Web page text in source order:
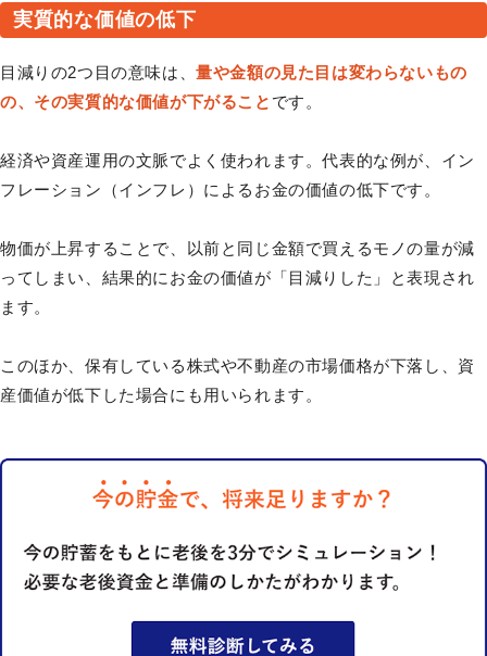
実質的な価値の低下
目減りの2つ目の意味は、量や金額の見た目は変わらないもの
の、その実質的な価値が下がること です。
経済や資産運用の文脈でよく使われます。代表的な例が、イン
フレーション（インフレ）によるお金の価値の低下です。
物価が上昇することで、以前と同じ金額で買えるモノの量が減
ってしまい、結果的にお金の価値が「目減りした」と表現され
ます。
このほか、保有している株式や不動産の市場価格が下落し、資
産価値が低下した場合にも用いられます。